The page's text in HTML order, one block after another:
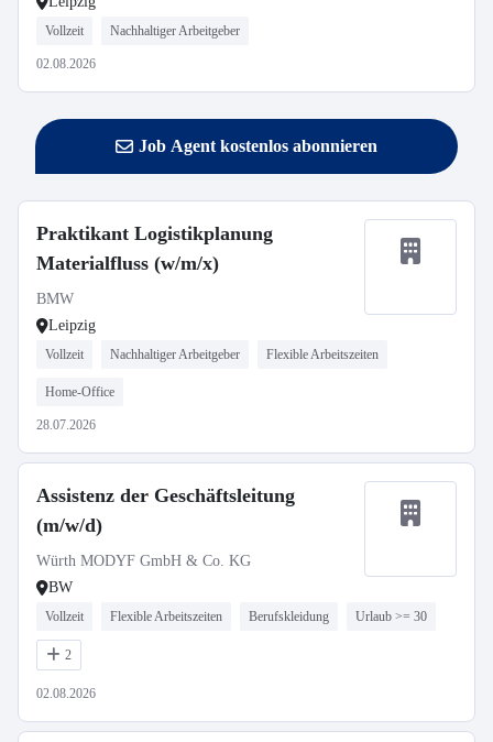
Vollzeit Nachhaltiger Arbeitgeber
02.08.2026
Job Agent kostenlos abonnieren
Praktikant Logistikplanung
Materialfluss (w/m/x)
BMW
Leipzig
Vollzeit Nachhaltiger Arbeitgeber Flexible Arbeitszeiten
Home-Office
28.07.2026
Assistenz der Geschäftsleitung
(m/w/d)
Würth MODYF GmbH & Co. KG
BW
Vollzeit Flexible Arbeitszeiten Berufskleidung Urlaub >= 30
2
02.08.2026